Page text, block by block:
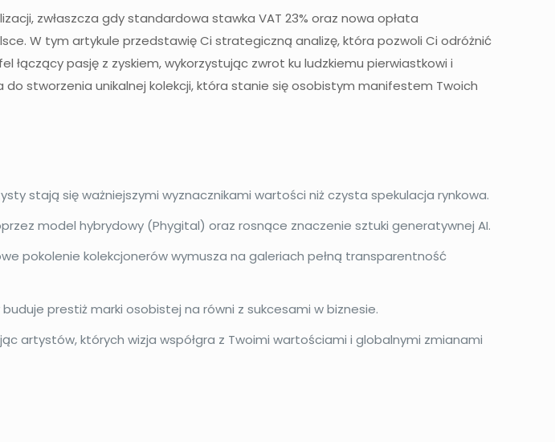
zwłaszcza gdy standardowa stawka VAT 23% oraz nowa opłata
W tym artykule przedstawię Ci strategiczną analizę, która pozwoli Ci odróżnić
łączący pasję z zyskiem, wykorzystując zwrot ku ludzkiemu pierwiastkowi i
stworzenia unikalnej kolekcji, która stanie się osobistym manifestem Twoich
stają się ważniejszymi wyznacznikami wartości niż czysta spekulacja rynkowa.
model hybrydowy (Phygital) oraz rosnące znaczenie sztuki generatywnej AI.
pokolenie kolekcjonerów wymusza na galeriach pełną transparentność
prestiż marki osobistej na równi z sukcesami w biznesie.
artystów, których wizja współgra z Twoimi wartościami i globalnymi zmianami